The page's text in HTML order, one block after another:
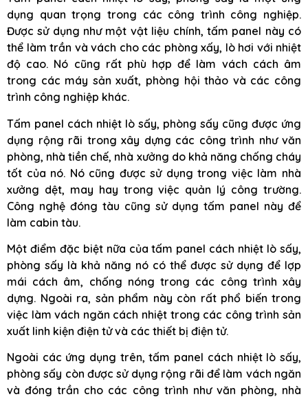
dụng quan trọng trong các công trình công nghiệp.
Được sử dụng như một vật liệu chính, tấm panel này có
thể làm trần và vách cho các phòng xấy, lò hơi với nhiệt
độ cao. Nó cũng rất phù hợp để làm vách cách âm
trong các máy sản xuất, phòng hội thảo và các công
trình công nghiệp khác.
Tấm panel cách nhiệt lò sấy, phòng sấy cũng được ứng
dụng rộng rãi trong xây dựng các công trình như văn
phòng, nhà tiền chế, nhà xưởng do khả năng chống cháy
tốt của nó. Nó cũng được sử dụng trong việc làm nhà
xưởng dệt, may hay trong việc quản lý công trường.
Công nghệ đóng tàu cũng sử dụng tấm panel này để
làm cabin tàu.
Một điểm đặc biệt nữa của tấm panel cách nhiệt lò sấy,
phòng sấy là khả năng nó có thể được sử dụng để lợp
mái cách âm, chống nóng trong các công trình xây
dựng. Ngoài ra, sản phẩm này còn rất phổ biến trong
việc làm vách ngăn cách nhiệt trong các công trình sản
xuất linh kiện điện tử và các thiết bị điện tử.
Ngoài các ứng dụng trên, tấm panel cách nhiệt lò sấy,
phòng sấy còn được sử dụng rộng rãi để làm vách ngăn
và đóng trần cho các công trình như văn phòng, nhà